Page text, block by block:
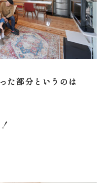
た部分というのは